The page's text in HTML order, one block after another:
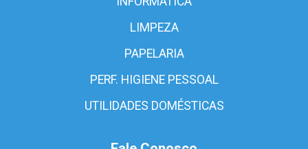
LIMPEZA
PAPELARIA
PERF. HIGIENE PESSOAL
UTILIDADES DOMÉSTICAS